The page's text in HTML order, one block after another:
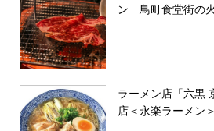
ン 鳥町食堂街の
ラーメン店「六黒
店＜永楽ラーメン